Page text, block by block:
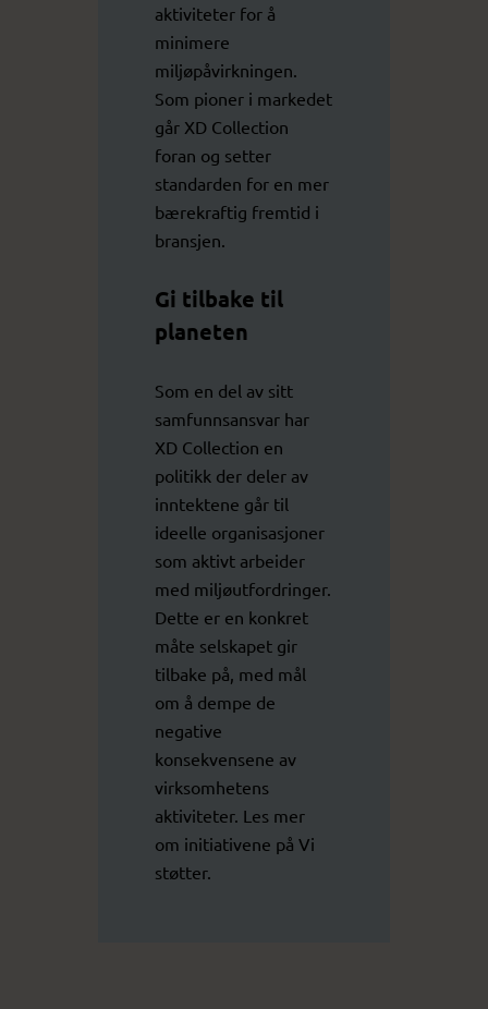
aktiviteter for å
minimere
miljøpåvirkningen.
Som pioner i markedet
går XD Collection
foran og setter
standarden for en mer
bærekraftig fremtid i
bransjen.
Gi tilbake til
planeten
Som en del av sitt
samfunnsansvar har
XD Collection en
politikk der deler av
inntektene går til
ideelle organisasjoner
som aktivt arbeider
med miljøutfordringer.
Dette er en konkret
måte selskapet gir
tilbake på, med mål
om å dempe de
negative
konsekvensene av
virksomhetens
aktiviteter. Les mer
om initiativene på Vi
støtter.